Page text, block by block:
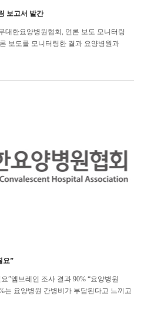
보고서 발간
대한요양병원협회, 언론 보도 모니터링
보도를 모니터링한 결과 요양병원과
요”
”엠브레인 조사 결과 90% “요양병원
요양병원 간병비가 부담된다고 느끼고